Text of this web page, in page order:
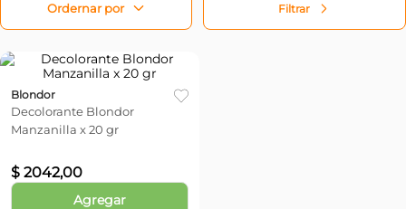
Filtrar
Blondor
Decolorante Blondor
Manzanilla x 20 gr
$ 2042,00
Agregar